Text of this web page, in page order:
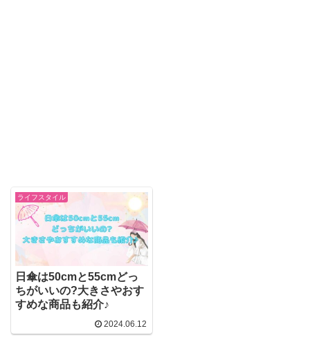
ライフスタイル
日傘は50cmと55cmどっ
ちがいいの?大きさやおす
すめな商品も紹介♪
2024.06.12